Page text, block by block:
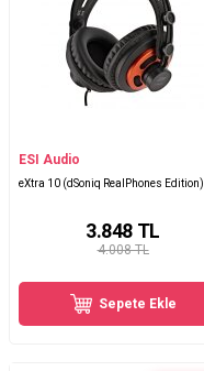
ESI Audio
eXtra 10 (dSoniq RealPhones Edition)
4.008 TL
3.848 TL
Sepete Ekle